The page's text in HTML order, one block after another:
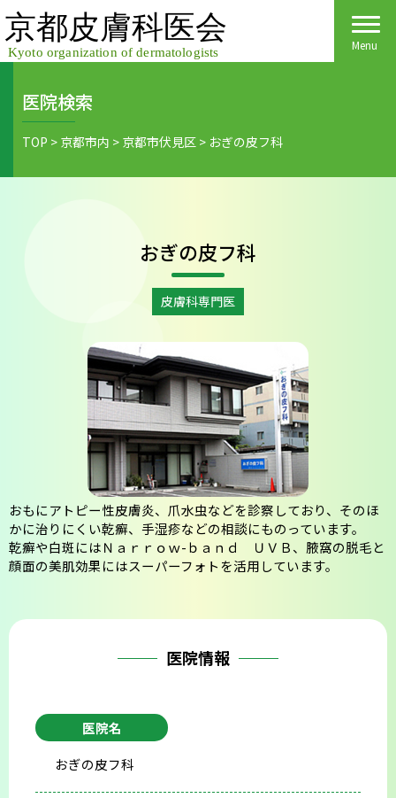
Skip
to
content
Menu
Home
医療関係者の皆様へ
ご入会方法
各種手続き
保険診療
医院検索
TOP > 京都市内 > 京都市伏見区 > おぎの皮フ科
おぎの皮フ科
皮膚科専門医
おもにアトピー性皮膚炎、爪水虫などを診察しており、そのほ
かに治りにくい乾癬、手湿疹などの相談にものっています。
乾癬や白斑にはＮａｒｒｏｗ-ｂａｎｄ ＵＶＢ、腋窩の脱毛と
顔面の美肌効果にはスーパーフォトを活用しています。
医院情報
医院名
おぎの皮フ科